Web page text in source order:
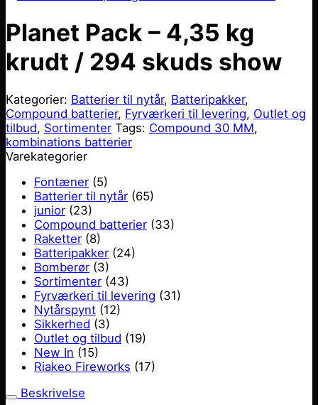
Planet Pack – 4,35 kg
krudt / 294 skuds show
Kategorier: Batterier til nytår, Batteripakker,
Compound batterier, Fyrværkeri til levering, Outlet og
tilbud, Sortimenter Tags: Compound 30 MM,
kombinations batterier
Varekategorier
Fontæner (5)
Batterier til nytår (65)
junior (23)
Compound batterier (33)
Raketter (8)
Batteripakker (24)
Bomberør (3)
Sortimenter (43)
Fyrværkeri til levering (31)
Nytårspynt (12)
Sikkerhed (3)
Outlet og tilbud (19)
New In (15)
Riakeo Fireworks (17)
Beskrivelse